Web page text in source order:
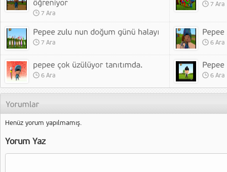
7 Ara
7 Ara
7 Ara 6 Ara
6 Ara 6 Ara
Henüz yorum yapılmamış.
Yorum Yaz